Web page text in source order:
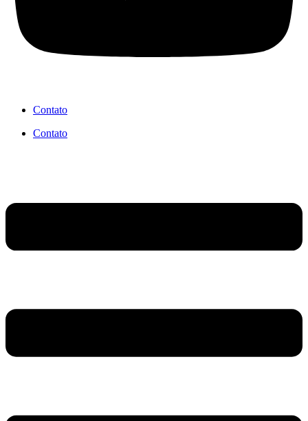
Contato
Contato